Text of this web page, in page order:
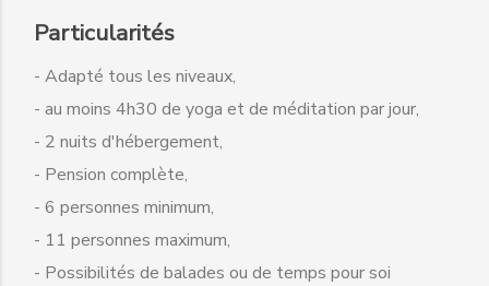
Particularités
- Adapté tous les niveaux,
- au moins 4h30 de yoga et de méditation par jour,
- 2 nuits d'hébergement,
- Pension complète,
- 6 personnes minimum,
- 11 personnes maximum,
- Possibilités de balades ou de temps pour soi